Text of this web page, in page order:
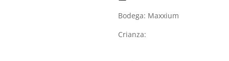
Bodega: Maxxium
Crianza: